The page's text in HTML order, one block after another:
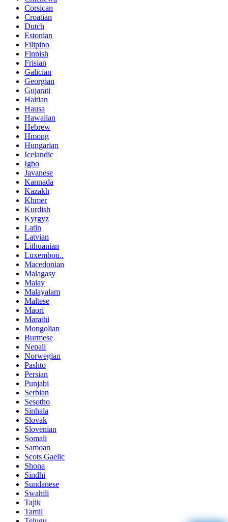
Corsican
Croatian
Dutch
Estonian
Filipino
Finnish
Frisian
Galician
Georgian
Gujarati
Haitian
Hausa
Hawaiian
Hebrew
Hmong
Hungarian
Icelandic
Igbo
Javanese
Kannada
Kazakh
Khmer
Kurdish
Kyrgyz
Latin
Latvian
Lithuanian
Luxembou..
Macedonian
Malagasy
Malay
Malayalam
Maltese
Maori
Marathi
Mongolian
Burmese
Nepali
Norwegian
Pashto
Persian
Punjabi
Serbian
Sesotho
Sinhala
Slovak
Slovenian
Somali
Samoan
Scots Gaelic
Shona
Sindhi
Sundanese
Swahili
Tajik
Tamil